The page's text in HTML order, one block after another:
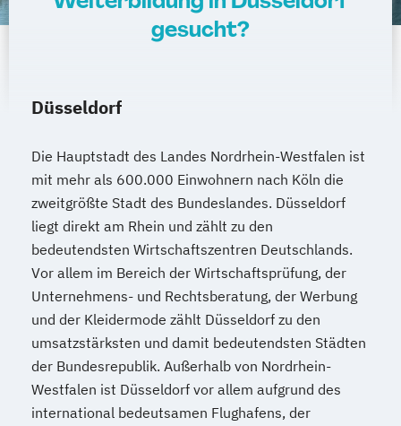
gesucht?
Düsseldorf
Die Hauptstadt des Landes Nordrhein-Westfalen ist
mit mehr als 600.000 Einwohnern nach Köln die
zweitgrößte Stadt des Bundeslandes. Düsseldorf
liegt direkt am Rhein und zählt zu den
bedeutendsten Wirtschaftszentren Deutschlands.
Vor allem im Bereich der Wirtschaftsprüfung, der
Unternehmens- und Rechtsberatung, der Werbung
und der Kleidermode zählt Düsseldorf zu den
umsatzstärksten und damit bedeutendsten Städten
der Bundesrepublik. Außerhalb von Nordrhein-
Westfalen ist Düsseldorf vor allem aufgrund des
international bedeutsamen Flughafens, der